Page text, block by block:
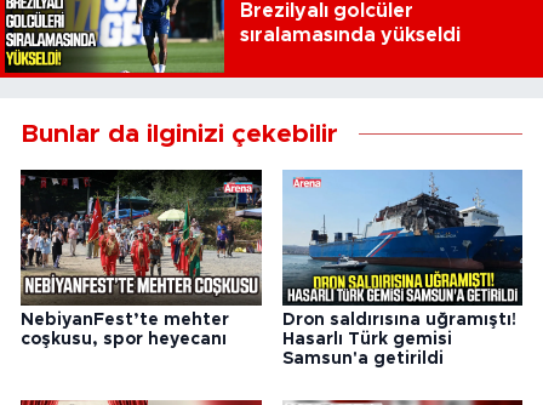
Brezilyalı golcüler
sıralamasında yükseldi
Bunlar da ilginizi çekebilir
NebiyanFest’te mehter
coşkusu, spor heyecanı
Dron saldırısına uğramıştı!
Hasarlı Türk gemisi
Samsun'a getirildi